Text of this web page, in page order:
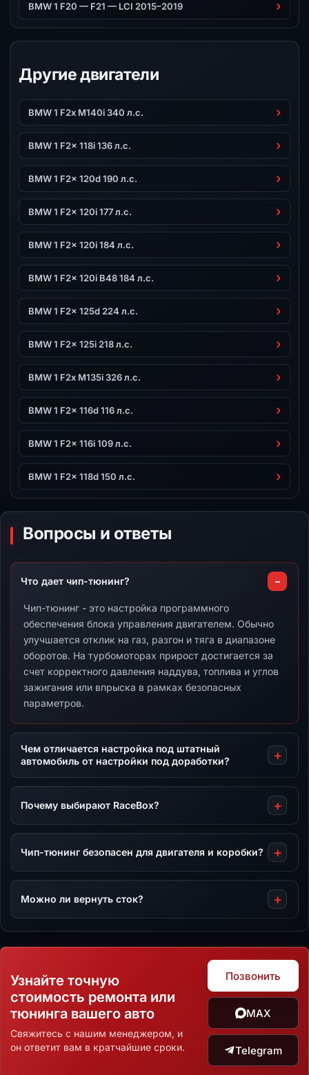
BMW 1 F20 — F21 — LCI 2015–2019
Другие двигатели
BMW 1 F2x M140i 340 л.с.
BMW 1 F2x 118i 136 л.с.
BMW 1 F2x 120d 190 л.с.
BMW 1 F2x 120i 177 л.с.
BMW 1 F2x 120i 184 л.с.
BMW 1 F2x 120i B48 184 л.с.
BMW 1 F2x 125d 224 л.с.
BMW 1 F2x 125i 218 л.с.
BMW 1 F2x M135i 326 л.с.
BMW 1 F2x 116d 116 л.с.
BMW 1 F2x 116i 109 л.с.
BMW 1 F2x 118d 150 л.с.
Вопросы и ответы
Что дает чип-тюнинг?
Чип-тюнинг - это настройка программного
обеспечения блока управления двигателем. Обычно
улучшается отклик на газ, разгон и тяга в диапазоне
оборотов. На турбомоторах прирост достигается за
счет корректного давления наддува, топлива и углов
зажигания или впрыска в рамках безопасных
параметров.
Чем отличается настройка под штатный
автомобиль от настройки под доработки?
Почему выбирают RaceBox?
Чип-тюнинг безопасен для двигателя и коробки?
Можно ли вернуть сток?
Узнайте точную
стоимость ремонта или
тюнинга вашего авто
Свяжитесь с нашим менеджером, и
он ответит вам в кратчайшие сроки.
Позвонить
MAX
Telegram